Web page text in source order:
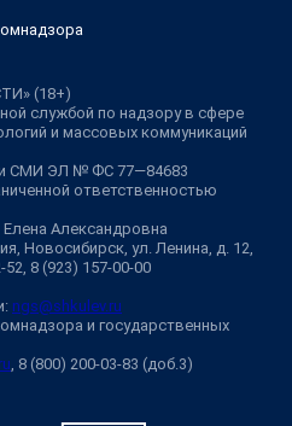
(18+)
службой по надзору в сфере
и массовых коммуникаций
СМИ ЭЛ № ФС 77—84683
ответственностью
Александровна
Новосибирск, ул. Ленина, д. 12,
8 (923) 157-00-00
ngs@shkulev.ru
и государственных
, 8 (800) 200-03-83 (доб.3)